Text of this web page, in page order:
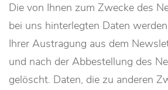
Die von Ihnen zum Zwecke des
bei uns hinterlegten Daten
Ihrer Austragung aus dem
und nach der Abbestellung des
gelöscht. Daten, die zu anderen